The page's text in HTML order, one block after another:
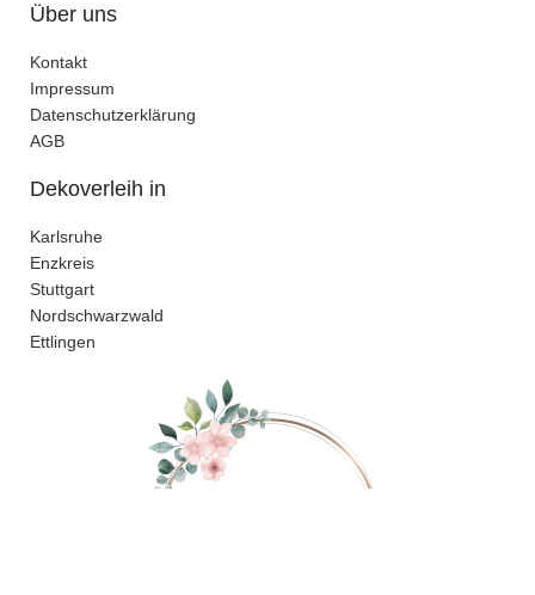
Über uns
Kontakt
Impressum
Datenschutzerklärung
AGB
Dekoverleih in
Karlsruhe
Enzkreis
Stuttgart
Nordschwarzwald
Ettlingen